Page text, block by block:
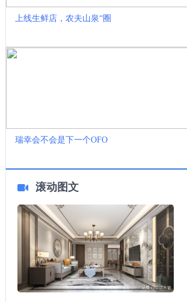
上线生鲜店，农夫山泉“圈
瑞幸会不会是下一个OFO
滚动图文